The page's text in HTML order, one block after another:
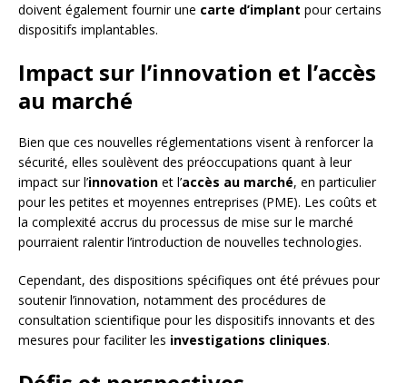
doivent également fournir une carte d’implant pour certains
dispositifs implantables.
Impact sur l’innovation et l’accès
au marché
Bien que ces nouvelles réglementations visent à renforcer la
sécurité, elles soulèvent des préoccupations quant à leur
impact sur l’innovation et l’accès au marché, en particulier
pour les petites et moyennes entreprises (PME). Les coûts et
la complexité accrus du processus de mise sur le marché
pourraient ralentir l’introduction de nouvelles technologies.
Cependant, des dispositions spécifiques ont été prévues pour
soutenir l’innovation, notamment des procédures de
consultation scientifique pour les dispositifs innovants et des
mesures pour faciliter les investigations cliniques.